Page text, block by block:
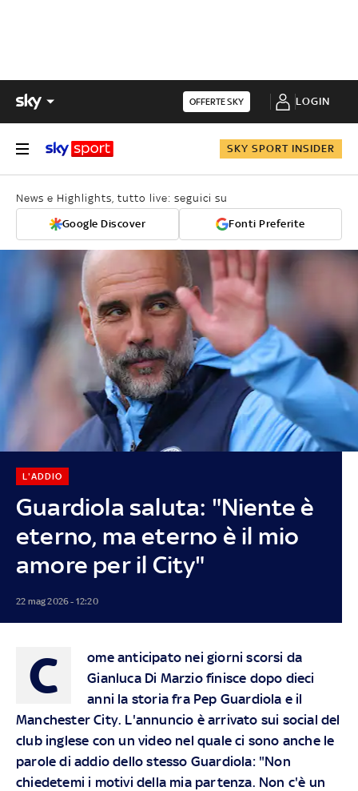
OFFERTE SKY LOGIN
SKY SPORT INSIDER
News e Highlights, tutto live: seguici su
Google Discover Fonti Preferite
Guardiola saluta: "Niente è
eterno, ma eterno è il mio
amore per il City"
L'ADDIO
22 mag 2026 - 12:20
C
ome anticipato nei giorni scorsi da
Gianluca Di Marzio finisce dopo dieci
anni la storia fra Pep Guardiola e il
Manchester City. L'annuncio è arrivato sui social del
club inglese con un video nel quale ci sono anche le
parole di addio dello stesso Guardiola: "Non
chiedetemi i motivi della mia partenza. Non c'è un